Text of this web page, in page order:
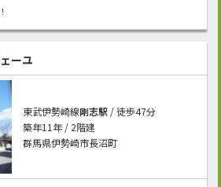
ーユ
東武伊勢崎線剛志駅/ 徒歩47分
築年11年 / 2階建
群馬県伊勢崎市長沼町